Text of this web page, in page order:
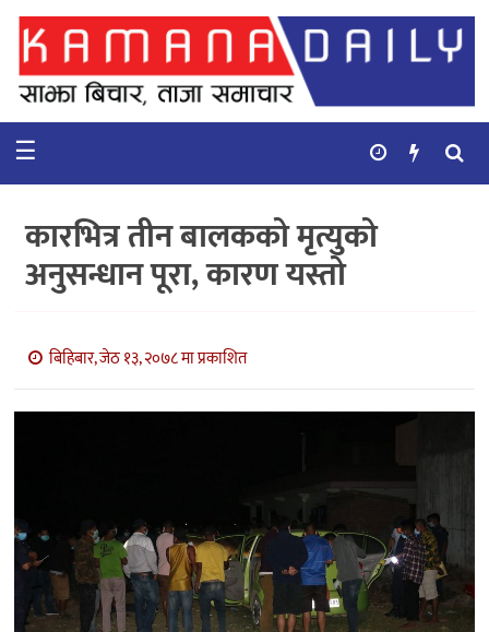
गृहपृष्ठ
समाचार
कुटनिती
कुराकानी
बाणिज्य
भिडियो
☰
कारभित्र तीन बालकको मृत्युको
अनुसन्धान पूरा, कारण यस्तो
बिहिबार, जेठ १३, २०७८ मा प्रकाशित